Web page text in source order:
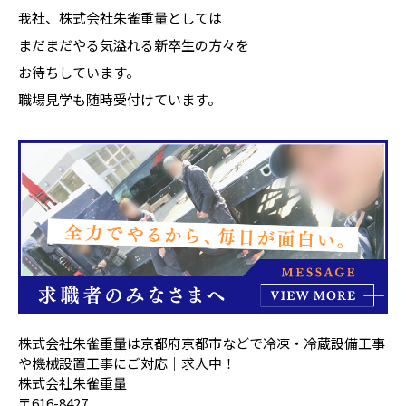
我社、株式会社朱雀重量としては
まだまだやる気溢れる新卒生の方々を
お待ちしています。
職場見学も随時受付けています。
株式会社朱雀重量は京都府京都市などで冷凍・冷蔵設備工事
や機械設置工事にご対応｜求人中！
株式会社朱雀重量